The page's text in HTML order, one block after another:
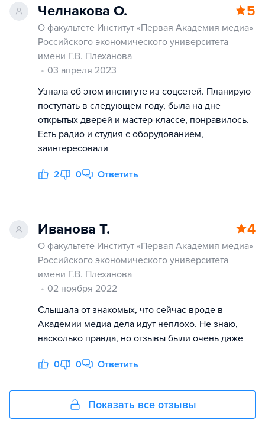
Челнакова О. 5
О факультете Институт «Первая Академия медиа»
Российского экономического университета
имени Г.В. Плеханова
03 апреля 2023
Узнала об этом институте из соцсетей. Планирую
поступать в следующем году, была на дне
открытых дверей и мастер-классе, понравилось.
Есть радио и студия с оборудованием,
заинтересовали
2 0 Ответить
Иванова Т. 4
О факультете Институт «Первая Академия медиа»
Российского экономического университета
имени Г.В. Плеханова
02 ноября 2022
Слышала от знакомых, что сейчас вроде в
Академии медиа дела идут неплохо. Не знаю,
насколько правда, но отзывы были очень даже
0 0 Ответить
Показать все отзывы